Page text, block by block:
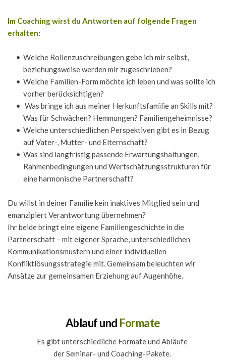
Im Coaching wirst du Antworten auf folgende Fragen
erhalten:
Welche Rollenzuschreibungen gebe ich mir selbst,
beziehungsweise werden mir zugeschrieben?
Welche Familien-Form möchte ich leben und was sollte ich
vorher berücksichtigen?
Was bringe ich aus meiner Herkunftsfamilie an Skills mit?
Was für Schwächen? Hemmungen? Familiengeheimnisse?
Welche unterschiedlichen Perspektiven gibt es in Bezug
auf Vater-, Mutter- und Elternschaft?
Was sind langfristig passende Erwartungshaltungen,
Rahmenbedingungen und Wertschätzungsstrukturen für
eine harmonische Partnerschaft?
Du willst in deiner Familie kein inaktives Mitglied sein und
emanzipiert Verantwortung übernehmen?
Ihr beide bringt eine eigene Familiengeschichte in die
Partnerschaft – mit eigener Sprache, unterschiedlichen
Kommunikationsmustern und einer individuellen
Konfliktlösungsstrategie mit. Gemeinsam beleuchten wir
Ansätze zur gemeinsamen Erziehung auf Augenhöhe.
Ablauf und Formate
Es gibt unterschiedliche Formate und Abläufe
der Seminar- und Coaching-Pakete.